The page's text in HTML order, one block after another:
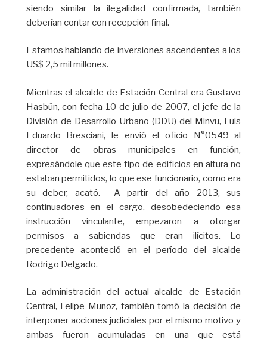
siendo similar la ilegalidad confirmada, también
deberían contar con recepción final.
Estamos hablando de inversiones ascendentes a los
US$ 2,5 mil millones.
Mientras el alcalde de Estación Central era Gustavo
Hasbún, con fecha 10 de julio de 2007, el jefe de la
División de Desarrollo Urbano (DDU) del Minvu, Luis
Eduardo Bresciani, le envió el oficio N°0549 al
director de obras municipales en función,
expresándole que este tipo de edificios en altura no
estaban permitidos, lo que ese funcionario, como era
su deber, acató. A partir del año 2013, sus
continuadores en el cargo, desobedeciendo esa
instrucción vinculante, empezaron a otorgar
permisos a sabiendas que eran ilícitos. Lo
precedente aconteció en el período del alcalde
Rodrigo Delgado.
La administración del actual alcalde de Estación
Central, Felipe Muñoz, también tomó la decisión de
interponer acciones judiciales por el mismo motivo y
ambas fueron acumuladas en una que está